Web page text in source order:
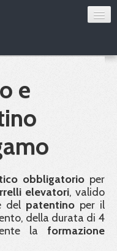
sanitaria
8108
e
obbligatorio per
elevatori, valido
del patentino per il
della durata di 4
la formazione